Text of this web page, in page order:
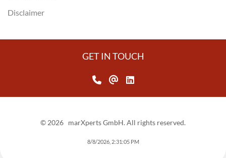
Disclaimer
GET IN TOUCH
© 2026 marXperts GmbH. All rights reserved.
8/8/2026, 2:31:05 PM